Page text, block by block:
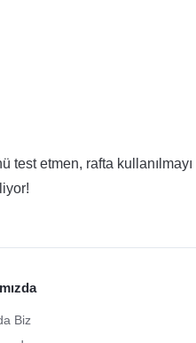
test etmen, rafta
Biz